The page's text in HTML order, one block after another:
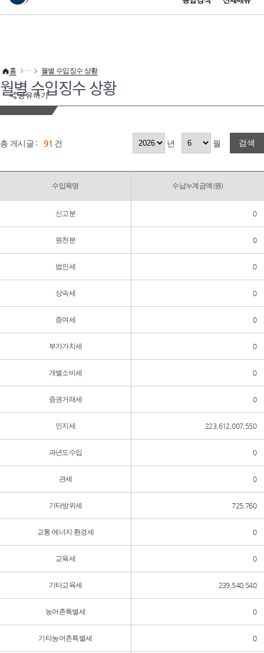
이 누리집은 대한민국 공식 전자정부 누리집입니다.
공유하기
홈 월별 수입징수 상황
월별 수입징수 상황
총 게시글 : 91 건 년 월 검색
수입목명 수납누계금액(원)
신고분 0
원천분 0
법인세 0
상속세 0
증여세 0
부가가치세 0
개별소비세 0
증권거래세 0
인지세 223,612,007,550
과년도수입 0
관세 0
기타방위세 725,760
교통·에너지·환경세 0
교육세 0
기타교육세 239,540,540
농어촌특별세 0
기타농어촌특별세 0